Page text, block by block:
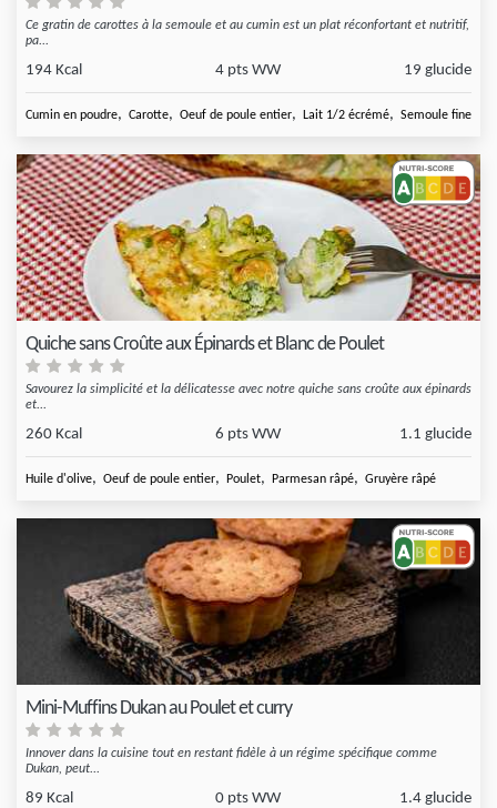
Ce gratin de carottes à la semoule et au cumin est un plat réconfortant et nutritif,
pa...
194 Kcal 4 pts WW 19 glucide
Cumin en poudre, Carotte, Oeuf de poule entier, Lait 1/2 écrémé, Semoule fine
Quiche sans Croûte aux Épinards et Blanc de Poulet
Savourez la simplicité et la délicatesse avec notre quiche sans croûte aux épinards
et...
260 Kcal 6 pts WW 1.1 glucide
Huile d'olive, Oeuf de poule entier, Poulet, Parmesan râpé, Gruyère râpé
Mini-Muffins Dukan au Poulet et curry
Innover dans la cuisine tout en restant fidèle à un régime spécifique comme
Dukan, peut...
89 Kcal 0 pts WW 1.4 glucide